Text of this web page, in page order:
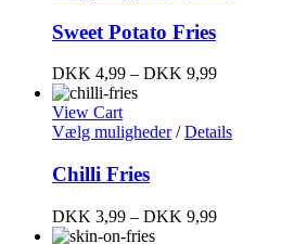
Sweet Potato Fries
DKK 4,99 – DKK 9,99
View Cart
Vælg muligheder/ Details
Chilli Fries
DKK 3,99 – DKK 9,99